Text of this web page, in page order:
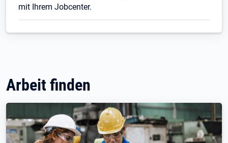
mit Ihrem Jobcenter.
Arbeit finden